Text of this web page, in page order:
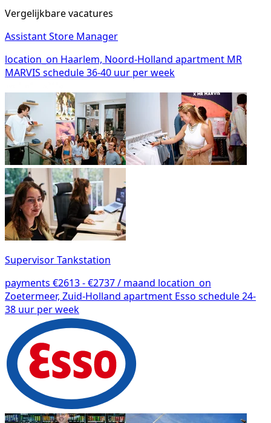
Vergelijkbare vacatures
Assistant Store Manager
location_on Haarlem, Noord-Holland apartment MR
MARVIS schedule36-40 uur per week
Supervisor Tankstation
payments €2613 - €2737 / maand location_on
Zoetermeer, Zuid-Holland apartment Esso schedule24-
38 uur per week